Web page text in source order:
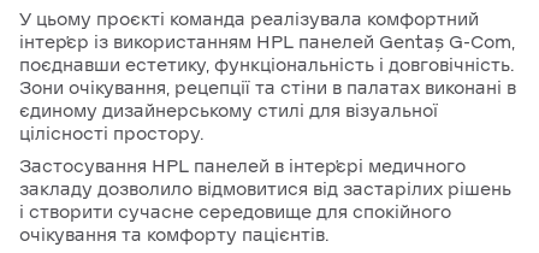
У цьому проєкті команда реалізувала комфортний
інтер’єр із використанням HPL панелей Gentaş G-Com,
поєднавши естетику, функціональність і довговічність.
Зони очікування, рецепції та стіни в палатах виконані в
єдиному дизайнерському стилі для візуальної
цілісності простору.
Застосування HPL панелей в інтер’єрі медичного
закладу дозволило відмовитися від застарілих рішень
і створити сучасне середовище для спокійного
очікування та комфорту пацієнтів.